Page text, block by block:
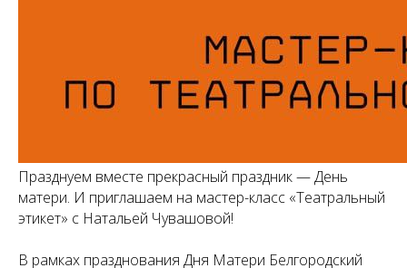
Празднуем вместе прекрасный праздник — День
матери. И приглашаем на мастер-класс «Театральный
этикет» с Натальей Чувашовой!
В рамках празднования Дня Матери Белгородский